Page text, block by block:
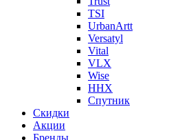
TSI
UrbanArtt
Versatyl
Vital
VLX
Wise
ННХ
Спутник
Скидки
Акции
Бренды